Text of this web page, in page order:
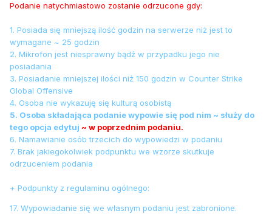
Podanie natychmiastowo zostanie odrzucone gdy:
1. Posiada się mniejszą ilość godzin na serwerze niż jest to
wymagane ~ 25 godzin
2. Mikrofon jest niesprawny bądź w przypadku jego nie
posiadania
3. Posiadanie mniejszej ilości niż 150 godzin w Counter Strike
Global Offensive
4. Osoba nie wykazuję się kulturą osobistą
5. Osoba składająca podanie wypowie się pod nim ~ służy do
tego opcja edytuj ~ w poprzednim podaniu.
6. Namawianie osób trzecich do wypowiedzi w podaniu
7. Brak jakiegokolwiek podpunktu we wzorze skutkuje
odrzuceniem podania
+ Podpunkty z regulaminu ogólnego:
17. Wypowiadanie się we własnym podaniu jest zabronione.